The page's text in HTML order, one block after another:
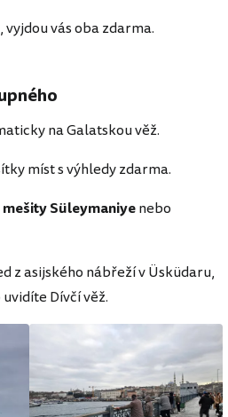
vás oba zdarma.
na Galatskou věž.
míst s výhledy zdarma.
Süleymaniyenebo
z asijského nábřeží v Üsküdaru,
Dívčí věž.